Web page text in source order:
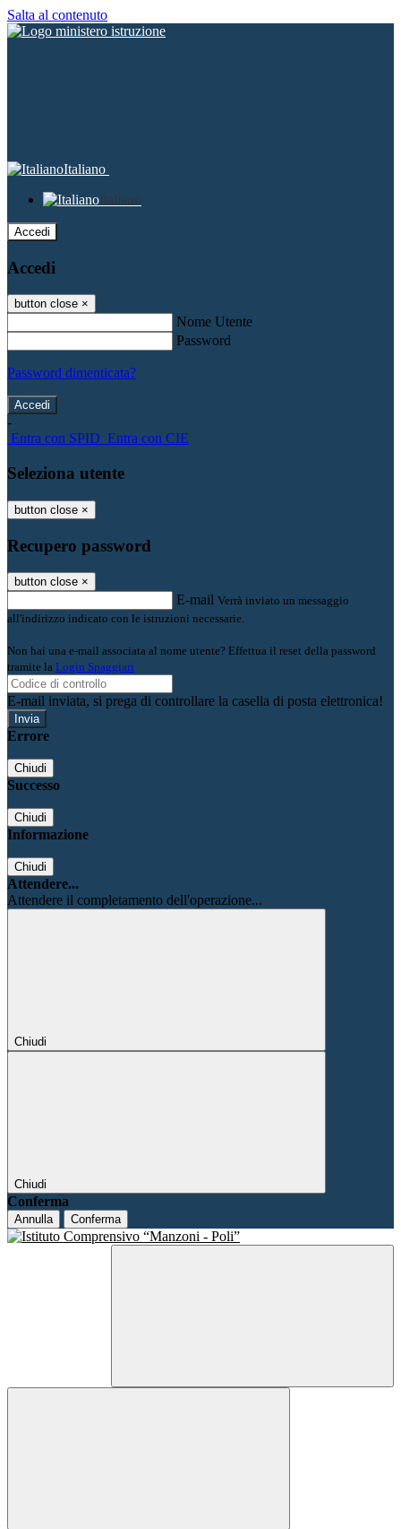
Salta al contenuto
Italiano
Italiano
Accedi
Accedi
button close ×
Nome Utente
Password
Password dimenticata?
-
Entra con SPID Entra con CIE
Seleziona utente
button close ×
Recupero password
button close ×
E-mail Verrà inviato un messaggio
all'indirizzo indicato con le istruzioni necessarie.
Non hai una e-mail associata al nome utente? Effettua il reset della password
tramite la Login Spaggiari
E-mail inviata, si prega di controllare la casella di posta elettronica!
Errore
Chiudi
Successo
Chiudi
Informazione
Chiudi
Attendere...
Attendere il completamento dell'operazione...
Chiudi
Chiudi
Conferma
Annulla Conferma